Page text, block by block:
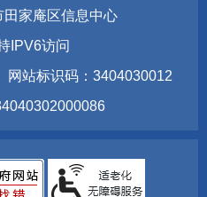
家庵区信息中心
IPV6访问
网站标识码：3404030012